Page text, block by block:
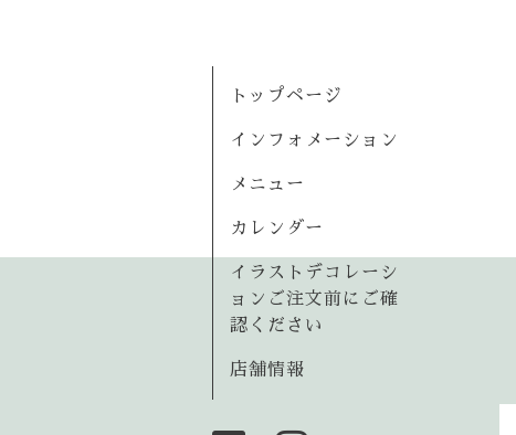
トップページ
インフォメーション
メニュー
カレンダー
イラストデコレーシ
ョンご注文前にご確
認ください
店舗情報